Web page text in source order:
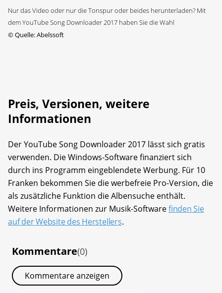
Nur das Video oder nur die Tonspur oder beides herunterladen? Mit
dem YouTube Song Downloader 2017 haben Sie die Wahl
©Quelle: Abelssoft
Preis, Versionen, weitere
Informationen
Der YouTube Song Downloader 2017 lässt sich gratis
verwenden. Die Windows-Software finanziert sich
durch ins Programm eingeblendete Werbung. Für 10
Franken bekommen Sie die werbefreie Pro-Version, die
als zusätzliche Funktion die Albensuche enthält.
Weitere Informationen zur Musik-Softwarefinden Sie
auf der Website des Herstellers.
Kommentare(0)
Kommentare anzeigen